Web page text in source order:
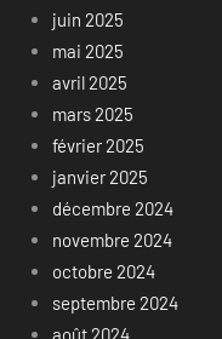
juin 2025
mai 2025
avril 2025
mars 2025
février 2025
janvier 2025
décembre 2024
novembre 2024
octobre 2024
septembre 2024
août 2024